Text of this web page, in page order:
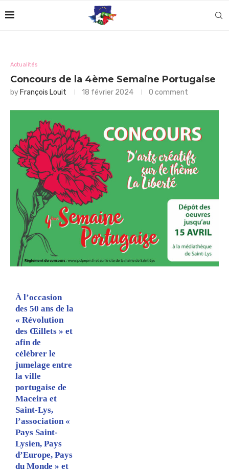
Actualités
Concours de la 4ème Semaine Portugaise
by François Louit 18 février 2024 0 comment
À l’occasion
des 50 ans de la
« Révolution
des Œillets » et
afin de
célébrer le
jumelage entre
la ville
portugaise de
Maceira et
Saint-Lys,
l’association «
Pays Saint-
Lysien, Pays
d’Europe, Pays
du Monde » et